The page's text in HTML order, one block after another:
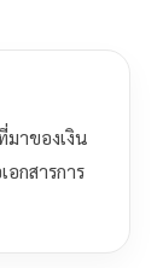
าของเงิน
กสารการ